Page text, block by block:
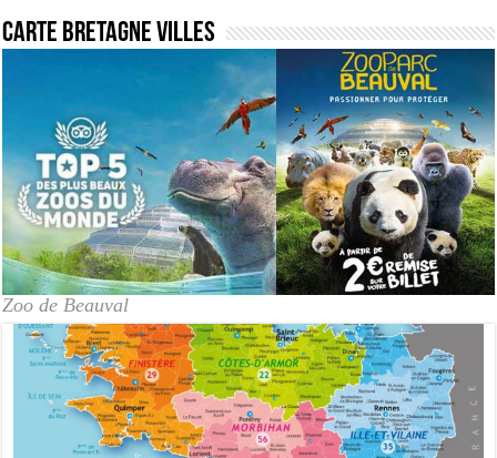
Carte Bretagne villes
Zoo de Beauval